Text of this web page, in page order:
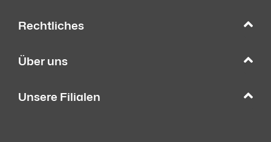
Rechtliches
Über uns
Unsere Filialen